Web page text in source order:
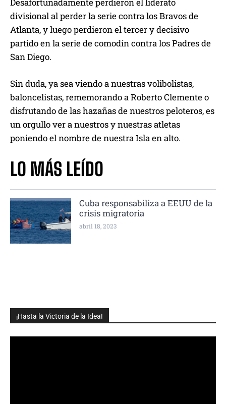
¡Hasta la Victoria de la Idea!
divisional al perder la serie contra los Bravos de
Atlanta, y luego perdieron el tercer y decisivo
partido en la serie de comodín contra los Padres de
San Diego.
Sin duda, ya sea viendo a nuestras volibolistas,
baloncelistas, rememorando a Roberto Clemente o
disfrutando de las hazañas de nuestros peloteros, es
un orgullo ver a nuestros y nuestras atletas
poniendo el nombre de nuestra Isla en alto.
LO MÁS LEÍDO
Cuba responsabiliza a EEUU de la
crisis migratoria
abril 18, 2023